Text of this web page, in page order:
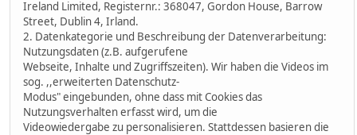
Ireland Limited, Registernr.: 368047, Gordon House, Barrow
Street, Dublin 4, Irland.
2. Datenkategorie und Beschreibung der Datenverarbeitung:
Nutzungsdaten (z.B. aufgerufene
Webseite, Inhalte und Zugriffszeiten). Wir haben die Videos im
sog. ,,erweiterten Datenschutz-
Modus" eingebunden, ohne dass mit Cookies das
Nutzungsverhalten erfasst wird, um die
Videowiedergabe zu personalisieren. Stattdessen basieren die